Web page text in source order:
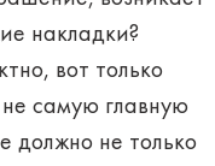
накладки?
вот только
самую главную
должно не только